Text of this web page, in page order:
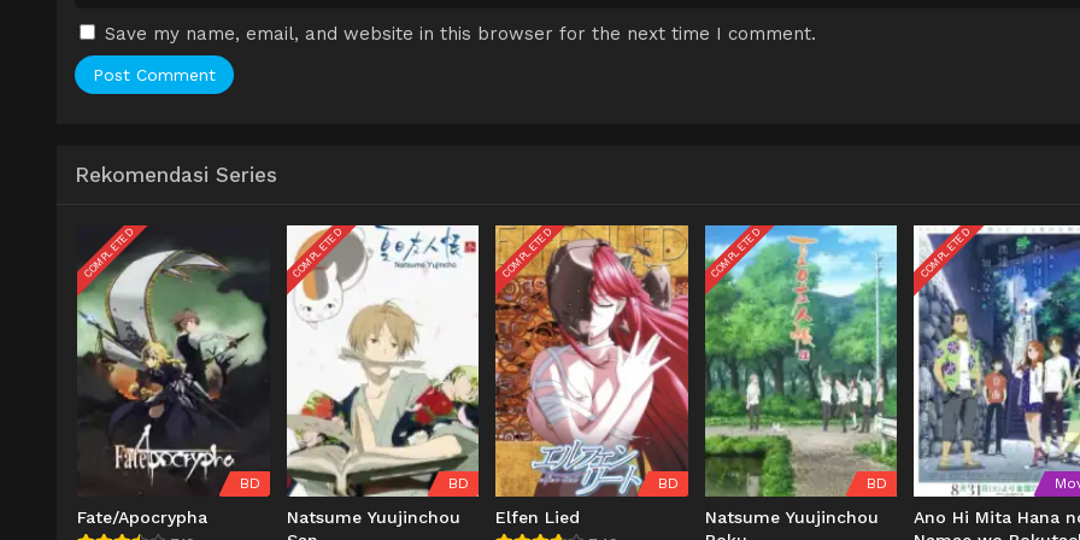
Save my name, email, and website in this browser for the next time I comment.
Rekomendasi Series
COMPLETED
BD
Fate/Apocrypha
COMPLETED
BD
Natsume Yuujinchou
COMPLETED
BD
Elfen Lied
COMPLETED
BD
Natsume Yuujinchou
COMPLETED
Ano Hi Mita Hana